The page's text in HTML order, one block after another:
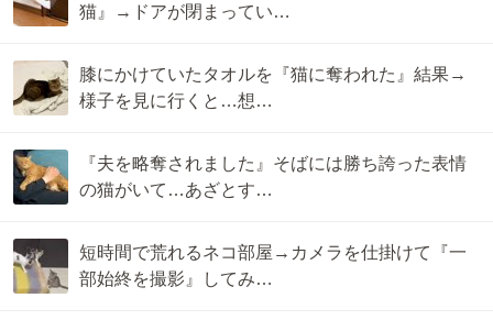
猫』→ドアが閉まってい…
膝にかけていたタオルを『猫に奪われた』結果→
様子を見に行くと…想…
『夫を略奪されました』そばには勝ち誇った表情
の猫がいて…あざとす…
短時間で荒れるネコ部屋→カメラを仕掛けて『一
部始終を撮影』してみ…